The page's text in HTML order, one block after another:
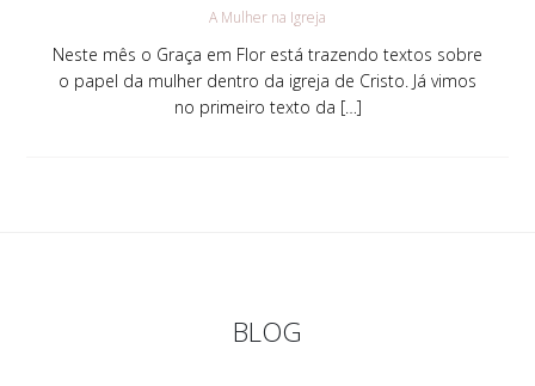
A Mulher na Igreja
Neste mês o Graça em Flor está trazendo textos sobre
o papel da mulher dentro da igreja de Cristo. Já vimos
no primeiro texto da […]
BLOG